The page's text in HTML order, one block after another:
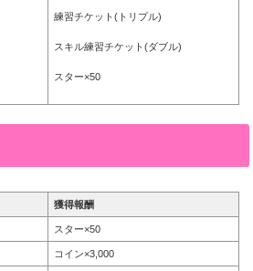
練習チケット(トリプル)
スキル練習チケット(ダブル)
スター×50
獲得報酬
スター×50
コイン×3,000